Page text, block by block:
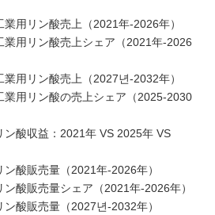
業用リン酸売上（2021年-2026年）
業用リン酸売上シェア（2021年-2026
業用リン酸売上（2027년-2032年）
業用リン酸の売上シェア（2025-2030
ン酸収益：2021年 VS 2025年 VS
ン酸販売量（2021年-2026年）
ン酸販売量シェア（2021年-2026年）
ン酸販売量（2027년-2032年）